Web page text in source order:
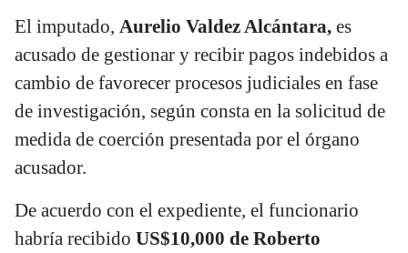
El imputado, Aurelio Valdez Alcántara, es
acusado de gestionar y recibir pagos indebidos a
cambio de favorecer procesos judiciales en fase
de investigación, según consta en la solicitud de
medida de coerción presentada por el órgano
acusador.
De acuerdo con el expediente, el funcionario
habría recibido US$10,000 de Roberto